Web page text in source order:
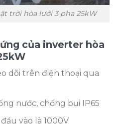
trời hòa lưới 3 pha 25kW
của inverter hòa
dõi trên điện thoại qua
nước, chống bụi IP65
vào là 1000V